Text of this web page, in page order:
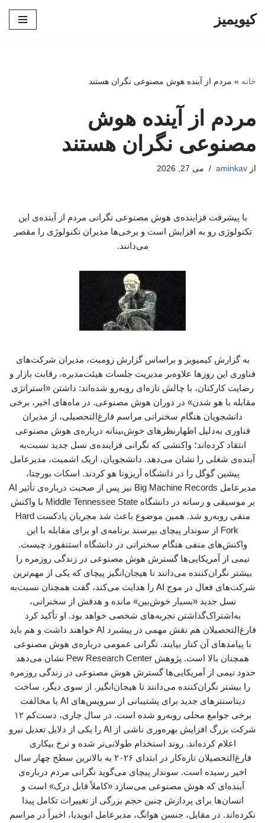
کیویمیز
خانه » مردم از آینده هوش مصنوعی نگران هستند
مردم از آینده هوش
مصنوعی نگران هستند
از aminkav می 27, 2026
با پیشرفت فزاینده‌ی هوش مصنوعی نگرانی مردم از آینده‌ی این
تکنولوژی رو به افزایش است و برخی‌ها مدیران تکنولوژی را مقصر
می‌دانند.
به گزارش کیمیویز و براساس گزارش زومیت، مدیران شرکت‌های
فناوری این روزها علاوه‌بر مدیریت جلسات هیئت‌مدیره، رقابت بازار و
رضایت کارکنان، با چالش تازه‌ای روبه‌رو شده‌اند: داشتن «استراتژی
مقابله با هو شدن» در دوران هوش مصنوعی. در ماه‌های اخیر، برخی
دانشجویان هنگام سخنرانی مراسم فارغ‌التحصیلی، از مدیران
فناوری به‌دلیل اظهارنظرهای خوش‌بینانه درباره‌ی هوش مصنوعی
انتقاد کرده‌اند؛ واکنشی که نگرانی فزاینده‌ی نسل جدید نسبت‌به
آینده‌ی شغلی را نشان می‌دهد. دانشجویان، اریک اشمیت، مدیرعامل
پیشین گوگل را در دانشگاه آریزونا هو کردند. ‌اسکات بورچتا،
مدیرعامل ‌Big Machine Records نیز پس از صحبت درباره‌ی تأثیر AI
بر موسیقی و رسانه در دانشگاه Middle Tennessee State با واکنش
منفی روبه‌رو شد. همین موضوع باعث شد مجریان پادکست ‌Hard
Fork از سوندار پیچای بپرسند برنامه‌ی او برای مقابله با این
واکنش‌های منفی هنگام سخنرانی در دانشگاه استنفورد چیست.
نیمی از آمریکایی‌ها گسترش هوش مصنوعی در زندگی روزمره را
بیشتر نگران‌کننده می‌دانند تا هیجان‌انگیز پیچای که یکی از مهم‌ترین
شرکت‌های فعال در موج AI را هدایت می‌کند، گفت همچنان نسبت‌به
نسل جدید «بسیار خوش‌بین» مانده و هدفش از سخنرانی،
به‌اشتراک‌گذاشتن تجربه‌های شخصی خواهد بود. او تأکید کرد
فارغ‌التحصیلان هم نقش مهمی در پیشبرد AI خواهند داشت و هم باید
با پیامدهای آن کنار بیایند. نگرانی عمومی درباره‌ی هوش مصنوعی
همچنان بالا است. پژوهش ‌Pew Research Center نشان می‌دهد
حدود نیمی از آمریکایی‌ها گسترش هوش مصنوعی در زندگی روزمره
را بیشتر نگران‌کننده می‌دانند تا هیجان‌انگیز. از سوی دیگر، ساخت
دیتاسنترهای جدید برای پشتیبانی از سرویس‌های AI با مخالفت
برخی جوامع محلی روبه‌رو شده است. در سال جاری، دست‌کم ۱۲
شرکت بزرگ افزایش بهره‌وری ناشی از AI را یکی از دلایل تعدیل نیرو
اعلام کرده‌اند. روند استخدام طولانی‌تر شده و نرخ بیکاری
فارغ‌التحصیلان تازه‌کار در ابتدای ۲۰۲۶ به بالاترین سطح چهار سال
اخیر رسیده است. سوندار پیچای می‌گوید نگرانی مردم درباره‌ی
آینده‌ای که هوش مصنوعی می‌سازد «کاملاً قابل درک» است و
انسان‌ها برای پردازش چنین حجم بزرگی از تغییرات تکامل پیدا
نکرده‌اند. در مقابل، جنسن هوانگ، مدیرعامل انویدیا، اخیراً در مراسم